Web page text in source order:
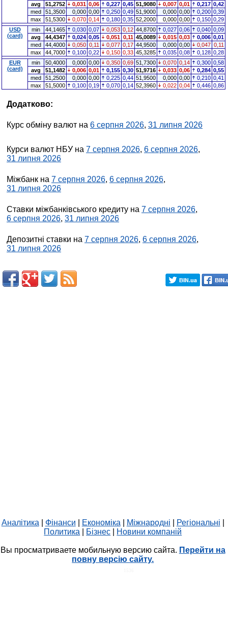
avg
51,2752 0,031 0,06 0,227 0,45 51,9080 0,007 0,01 0,217 0,42
med
51,3500 0,000 0,00 0,250 0,49 51,9000 0,000 0,00 0,200 0,39
max
51,5300 0,070 0,14 0,180 0,35 52,2000 0,000 0,00 0,150 0,29
USD
(card)
min 44,1465 0,030 0,07 0,053 0,12 44,8700 0,027 0,06 0,040 0,09
avg
44,4347 0,024 0,05 0,051 0,11 45,0089 0,015 0,03 0,006 0,01
med
44,4000 0,050 0,11 0,077 0,17 44,9500 0,000 0,00 0,047 0,11
max
44,7000 0,100 0,22 0,150 0,33 45,3285 0,035 0,08 0,128 0,28
EUR
(card)
min 50,4000 0,000 0,00 0,350 0,69 51,7300 0,070 0,14 0,300 0,58
avg
51,1482 0,006 0,01 0,155 0,30 51,9716 0,033 0,06 0,284 0,55
med
51,2500 0,000 0,00 0,225 0,44 51,9500 0,000 0,00 0,210 0,41
max
51,5000 0,100 0,19 0,070 0,14 52,3960 0,022 0,04 0,446 0,86
Додатково:
Курс обміну валют на 6 серпня 2026, 31 липня 2026
Курси валют НБУ на 7 серпня 2026, 6 серпня 2026,
31 липня 2026
Міжбанк на 7 серпня 2026, 6 серпня 2026,
31 липня 2026
Ставки міжбанківського кредиту на 7 серпня 2026,
6 серпня 2026, 31 липня 2026
Депозитні ставки на 7 серпня 2026, 6 серпня 2026,
31 липня 2026
Аналітика Фінанси Економіка Міжнародні Регіональні
Политика
Бізнес Новини компаній
Вы просматриваете мобильную версию сайта. Перейти на
повну версію сайту.